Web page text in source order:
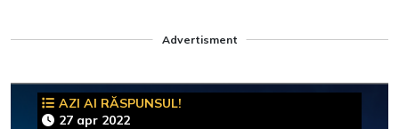
Advertisment
AZI AI RĂSPUNSUL!
27 apr 2022